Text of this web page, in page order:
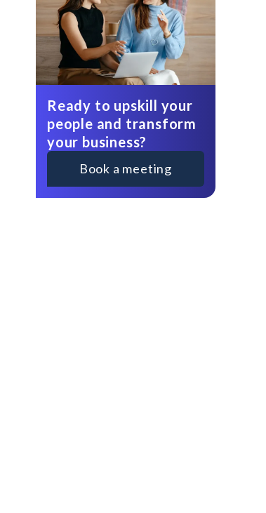
Ready to upskill your
people and transform
your business?
Book a meeting